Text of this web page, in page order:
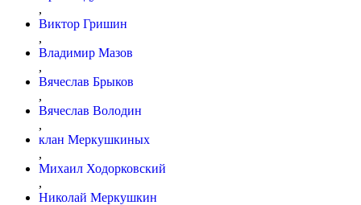
,
Виктор Гришин
,
Владимир Мазов
,
Вячеслав Брыков
,
Вячеслав Володин
,
клан Меркушкиных
,
Михаил Ходорковский
,
Николай Меркушкин